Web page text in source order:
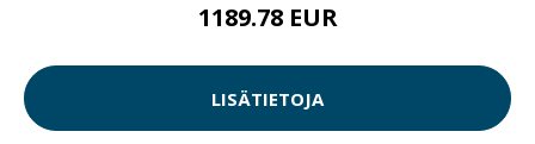
1189.78 EUR
LISÄTIETOJA